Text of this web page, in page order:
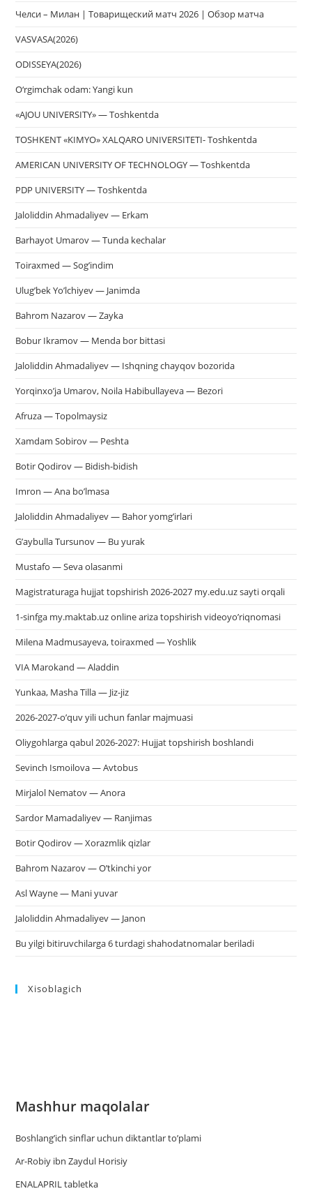
Челси – Милан | Товарищеский матч 2026 | Обзор матча
VASVASA(2026)
ODISSEYA(2026)
O‘rgimchak odam: Yangi kun
«AJOU UNIVERSITY» — Toshkentda
TOSHKENT «KIMYO» XALQARO UNIVERSITETI- Toshkentda
AMERICAN UNIVERSITY OF TECHNOLOGY — Toshkentda
PDP UNIVERSITY — Toshkentda
Jaloliddin Ahmadaliyev — Erkam
Barhayot Umarov — Tunda kechalar
Toiraxmed — Sog’indim
Ulug’bek Yo’lchiyev — Janimda
Bahrom Nazarov — Zayka
Bobur Ikramov — Menda bor bittasi
Jaloliddin Ahmadaliyev — Ishqning chayqov bozorida
Yorqinxo’ja Umarov, Noila Habibullayeva — Bezori
Afruza — Topolmaysiz
Xamdam Sobirov — Peshta
Botir Qodirov — Bidish-bidish
Imron — Ana bo’lmasa
Jaloliddin Ahmadaliyev — Bahor yomg’irlari
G’aybulla Tursunov — Bu yurak
Mustafo — Seva olasanmi
Magistraturaga hujjat topshirish 2026-2027 my.edu.uz sayti orqali
1-sinfga my.maktab.uz online ariza topshirish videoyo’riqnomasi
Milena Madmusayeva, toiraxmed — Yoshlik
VIA Marokand — Aladdin
Yunkaa, Masha Tilla — Jiz-jiz
2026-2027-o’quv yili uchun fanlar majmuasi
Oliygohlarga qabul 2026-2027: Hujjat topshirish boshlandi
Sevinch Ismoilova — Avtobus
Mirjalol Nematov — Anora
Sardor Mamadaliyev — Ranjimas
Botir Qodirov — Xorazmlik qizlar
Bahrom Nazarov — O’tkinchi yor
Asl Wayne — Mani yuvar
Jaloliddin Ahmadaliyev — Janon
Bu yilgi bitiruvchilarga 6 turdagi shahodatnomalar beriladi
Xisoblagich
Mashhur maqolalar
Boshlang’ich sinflar uchun diktantlar to’plami
Ar-Robiy ibn Zaydul Horisiy
ENALAPRIL tabletka